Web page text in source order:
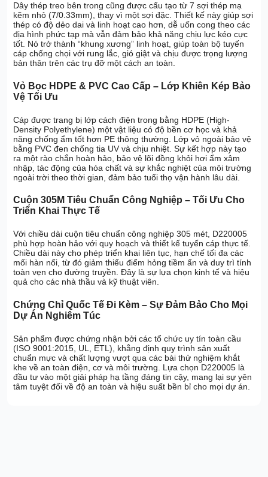
Dây thép treo bên trong cũng được cấu tạo từ 7 sợi thép mạ
kẽm nhỏ (7/0.33mm), thay vì một sợi đặc. Thiết kế này giúp sợi
thép có độ dẻo dai và linh hoạt cao hơn, dễ uốn cong theo các
địa hình phức tạp mà vẫn đảm bảo khả năng chịu lực kéo cực
tốt. Nó trở thành “khung xương” linh hoạt, giúp toàn bộ tuyến
cáp chống chọi với rung lắc, gió giật và chịu được trọng lượng
bản thân trên các trụ đỡ một cách an toàn.
Vỏ Bọc HDPE & PVC Cao Cấp – Lớp Khiên Kép Bảo
Vệ Tối Ưu
Cáp được trang bị lớp cách điện trong bằng HDPE (High-
Density Polyethylene) một vật liệu có độ bền cơ học và khả
năng chống ẩm tốt hơn PE thông thường. Lớp vỏ ngoài bảo vệ
bằng PVC đen chống tia UV và chịu nhiệt. Sự kết hợp này tạo
ra một rào chắn hoàn hảo, bảo vệ lõi đồng khỏi hơi ẩm xâm
nhập, tác động của hóa chất và sự khắc nghiệt của môi trường
ngoài trời theo thời gian, đảm bảo tuổi thọ vận hành lâu dài.
Cuộn 305M Tiêu Chuẩn Công Nghiệp – Tối Ưu Cho
Triển Khai Thực Tế
Với chiều dài cuộn tiêu chuẩn công nghiệp 305 mét, D220005
phù hợp hoàn hảo với quy hoạch và thiết kế tuyến cáp thực tế.
Chiều dài này cho phép triển khai liên tục, hạn chế tối đa các
mối hàn nối, từ đó giảm thiểu điểm hỏng tiềm ẩn và duy trì tính
toàn vẹn cho đường truyền. Đây là sự lựa chọn kinh tế và hiệu
quả cho các nhà thầu và kỹ thuật viên.
Chứng Chỉ Quốc Tế Đi Kèm – Sự Đảm Bảo Cho Mọi
Dự Án Nghiêm Túc
Sản phẩm được chứng nhận bởi các tổ chức uy tín toàn cầu
(ISO 9001:2015, UL, ETL), khẳng định quy trình sản xuất
chuẩn mực và chất lượng vượt qua các bài thử nghiệm khắt
khe về an toàn điện, cơ và môi trường. Lựa chọn D220005 là
đầu tư vào một giải pháp hạ tầng đáng tin cậy, mang lại sự yên
tâm tuyệt đối về độ an toàn và hiệu suất bền bỉ cho mọi dự án.